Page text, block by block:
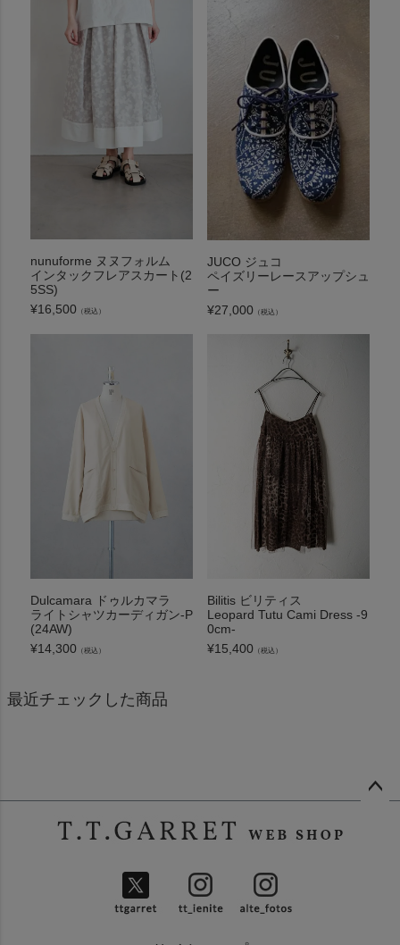
nunuforme ヌヌフォルム
インタックフレアスカート(2
5SS)
¥16,500 （税込）
JUCO ジュコ
ペイズリーレースアップシュ
ー
¥27,000 （税込）
Dulcamara ドゥルカマラ
ライトシャツカーディガン-P
(24AW)
¥14,300 （税込）
Bilitis ビリティス
Leopard Tutu Cami Dress -9
0cm-
¥15,400 （税込）
最近チェックした商品